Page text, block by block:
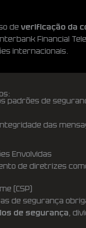
de verificação da
Financial
internacionais.
padrões de
das
Envolvidas
de diretrizes
(CSP)
de segurança
de segurança,